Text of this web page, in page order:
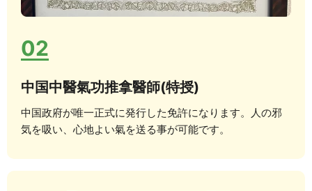
02
中国中醫氣功推拿醫師(特授)
中国政府が唯一正式に発行した免許になります。人の邪
気を吸い、心地よい氣を送る事が可能です。